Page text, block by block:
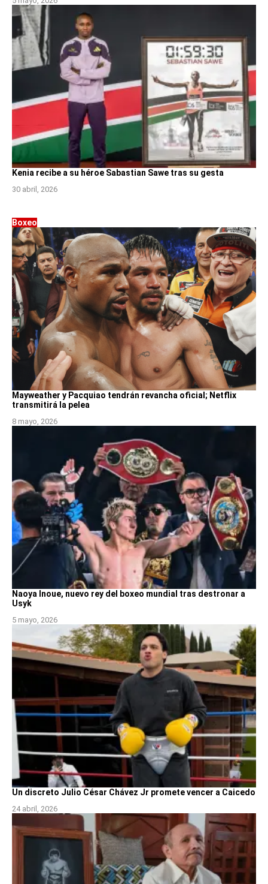
Kenia recibe a su héroe Sabastian Sawe tras su gesta
30 abril, 2026
Boxeo
Mayweather y Pacquiao tendrán revancha oficial; Netflix
transmitirá la pelea
8 mayo, 2026
Naoya Inoue, nuevo rey del boxeo mundial tras destronar a
Usyk
5 mayo, 2026
Un discreto Julio César Chávez Jr promete vencer a Caicedo
24 abril, 2026